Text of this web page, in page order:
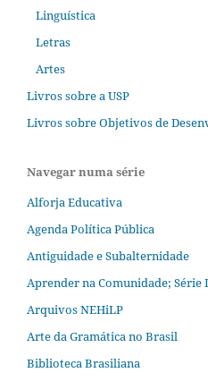
Linguística
Letras
Artes
Livros sobre a USP
Livros sobre Objetivos de
Navegar numa série
Alforja Educativa
Agenda Política Pública
Antiguidade e Subalternidade
Aprender na Comunidade; Série
Arquivos NEHiLP
Arte da Gramática no Brasil
Biblioteca Brasiliana